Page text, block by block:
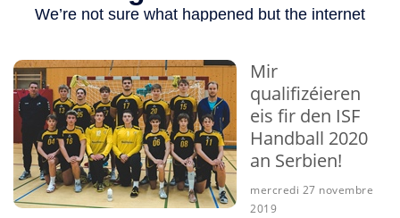
Mir
qualifizéieren
eis fir den ISF
Handball 2020
an Serbien!
mercredi 27 novembre
2019